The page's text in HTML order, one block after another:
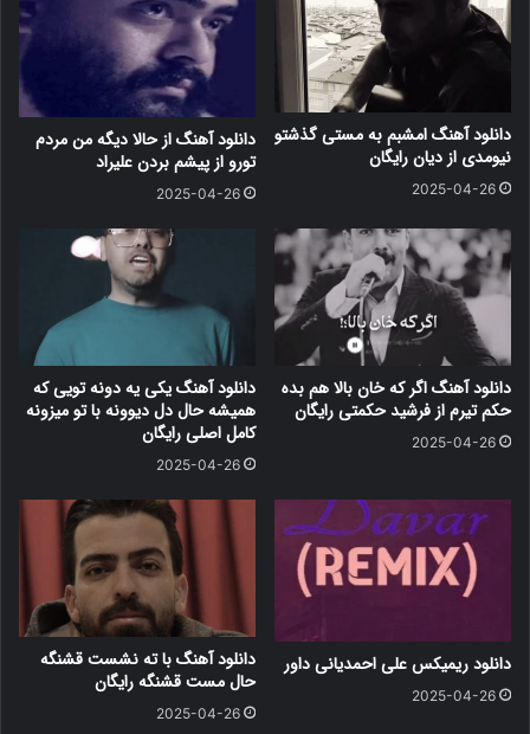
دانلود آهنگ امشبم به مستی گذشتو
نیومدی از دیان رایگان
2025-04-26
دانلود آهنگ از حالا دیگه من مردم
تورو از پیشم بردن علیراد
2025-04-26
دانلود آهنگ اگر که خان بالا هم بده
حکم تیرم از فرشید حکمتی رایگان
2025-04-26
دانلود آهنگ یکی یه دونه تویی که
همیشه حال دل دیوونه با تو میزونه
کامل اصلی رایگان
2025-04-26
دانلود ریمیکس علی احمدیانی داور
2025-04-26
دانلود آهنگ با ته نشست قشنگه
حال مست قشنگه رایگان
2025-04-26